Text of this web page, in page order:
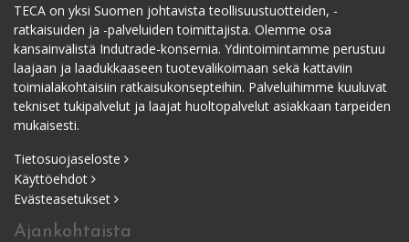
TECA on yksi Suomen johtavista teollisuustuotteiden, -
ratkaisuiden ja -palveluiden toimittajista. Olemme osa
kansainvälistä Indutrade-konsernia. Ydintoimintamme perustuu
laajaan ja laadukkaaseen tuotevalikoimaan sekä kattaviin
toimialakohtaisiin ratkaisukonsepteihin. Palveluihimme kuuluvat
tekniset tukipalvelut ja laajat huoltopalvelut asiakkaan tarpeiden
mukaisesti.
Tietosuojaseloste
Käyttöehdot
Evästeasetukset
Ajankohtaista